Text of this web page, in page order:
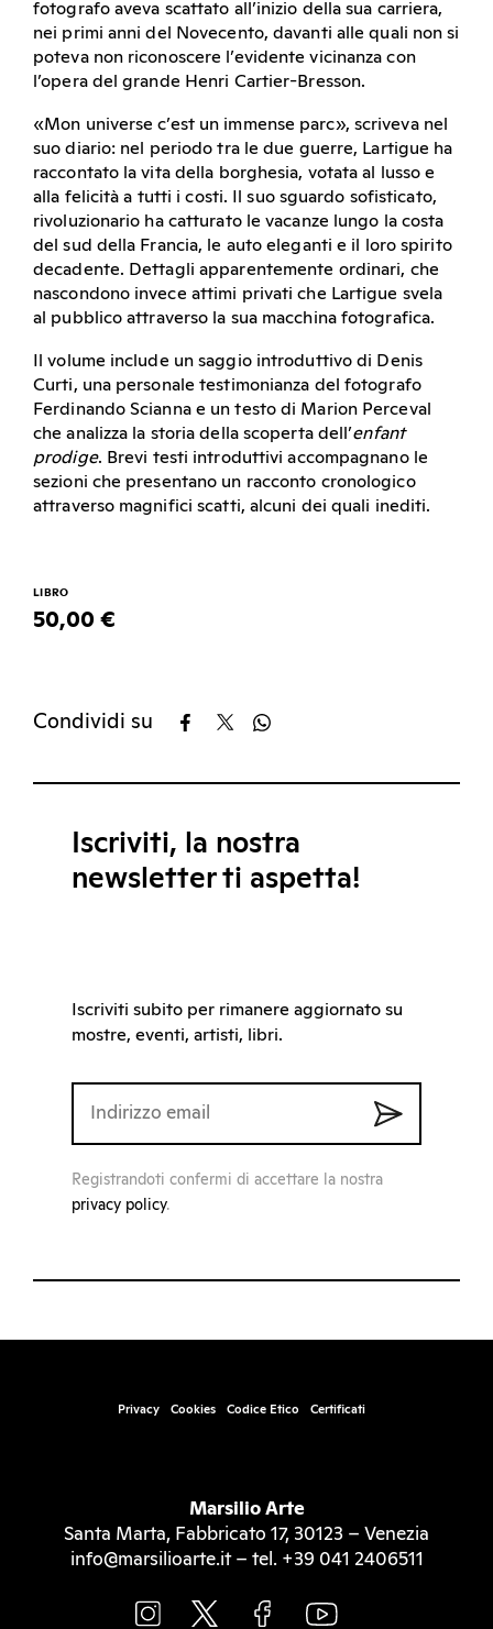
fotografo aveva scattato all’inizio della sua carriera,
nei primi anni del Novecento, davanti alle quali non si
poteva non riconoscere l’evidente vicinanza con
l’opera del grande Henri Cartier-Bresson.
«Mon universe c’est un immense parc», scriveva nel
suo diario: nel periodo tra le due guerre, Lartigue ha
raccontato la vita della borghesia, votata al lusso e
alla felicità a tutti i costi. Il suo sguardo sofisticato,
rivoluzionario ha catturato le vacanze lungo la costa
del sud della Francia, le auto eleganti e il loro spirito
decadente. Dettagli apparentemente ordinari, che
nascondono invece attimi privati che Lartigue svela
al pubblico attraverso la sua macchina fotografica.
Il volume include un saggio introduttivo di Denis
Curti, una personale testimonianza del fotografo
Ferdinando Scianna e un testo di Marion Perceval
che analizza la storia della scoperta dell’enfant
prodige. Brevi testi introduttivi accompagnano le
sezioni che presentano un racconto cronologico
attraverso magnifici scatti, alcuni dei quali inediti.
LIBRO
50,00 €
Condividi su
Iscriviti, la nostra
newsletter ti aspetta!
Iscriviti subito per rimanere aggiornato su
mostre, eventi, artisti, libri.
Registrandoti confermi di accettare la nostra
privacy policy.
Privacy Cookies Codice Etico Certificati
Marsilio Arte
Santa Marta, Fabbricato 17, 30123 – Venezia
info@marsilioarte.it – tel. +39 041 2406511